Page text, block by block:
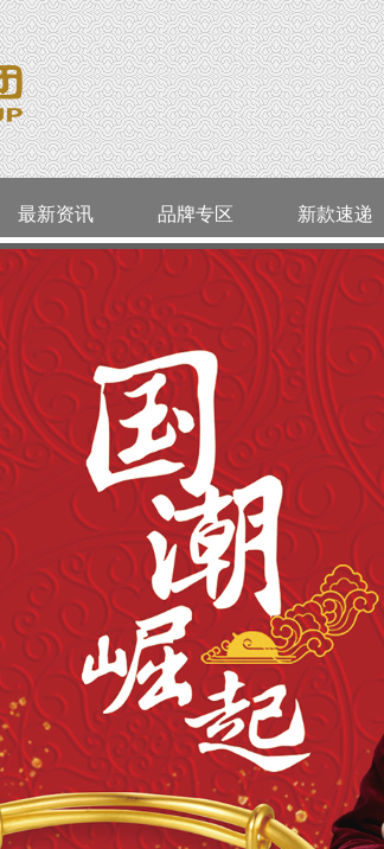
企业资质 企业文化 企业精神
最新资讯
今日金价 最新资讯 福鑫专题
品牌专区
周大生 ALLOVE 世纪缘珠宝
囍福
新款速递
婚嫁系列 店长推荐 上柜新品
环翠区 经区 高区